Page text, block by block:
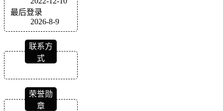
最后登录
2026-8-9
联系方
式
荣誉勋
章